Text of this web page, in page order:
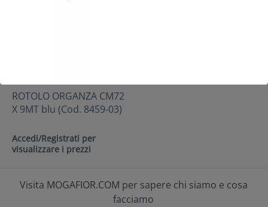
ROTOLO ORGANZA CM72
X 9MT blu (Cod. 8459-03)
Accedi/Registrati per
visualizzare i prezzi
Visita MOGAFIOR.COM per sapere chi siamo e cosa
facciamo